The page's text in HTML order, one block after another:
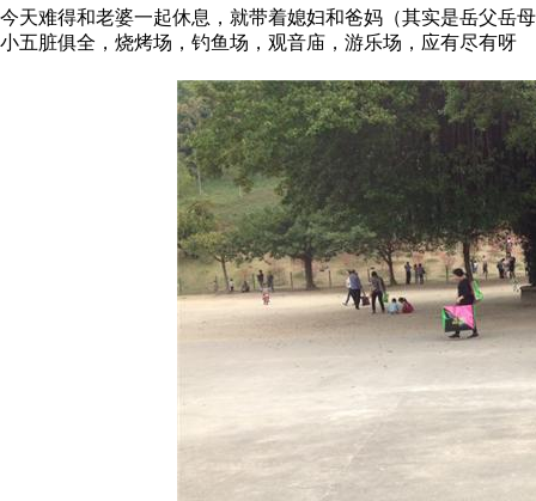
今天难得和老婆一起休息，就带着媳妇和爸妈（其实是岳父岳
小五脏俱全，烧烤场，钓鱼场，观音庙，游乐场，应有尽有呀